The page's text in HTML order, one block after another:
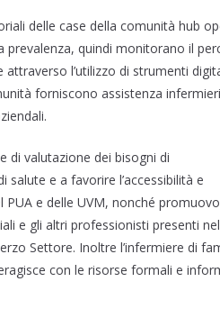
delle case della comunità hub
prevalenza, quindi monitorano il
l’utilizzo di strumenti
forniscono assistenza
di valutazione dei bisogni di
e a favorire l’accessibilità e
e delle UVM, nonché
e gli altri professionisti presenti
Settore. Inoltre l’infermiere di
con le risorse formali e